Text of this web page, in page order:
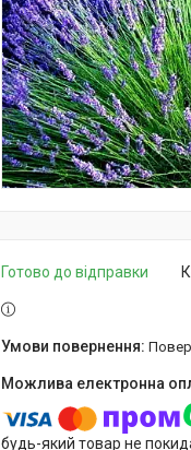
Готово до відправки
будь-який товар не